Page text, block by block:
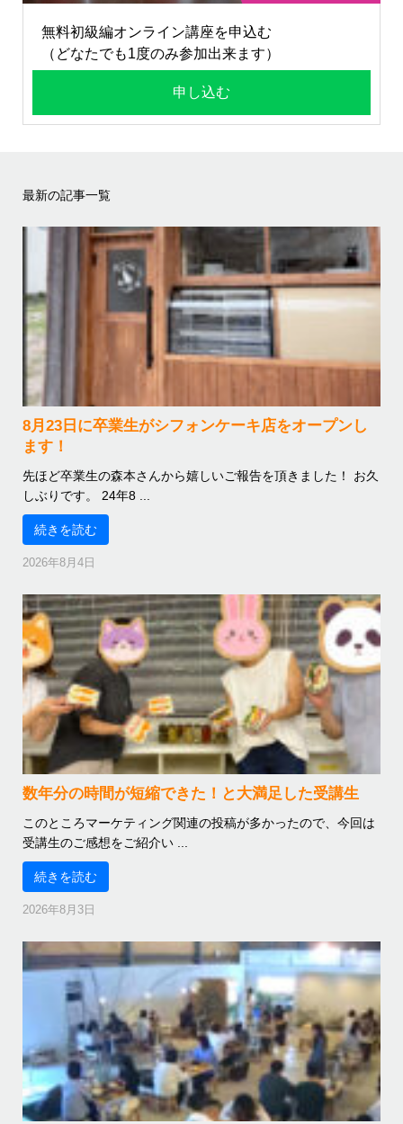
無料初級編オンライン講座を申込む
（どなたでも1度のみ参加出来ます）
申し込む
最新の記事一覧
8月23日に卒業生がシフォンケーキ店をオープンし
ます！
先ほど卒業生の森本さんから嬉しいご報告を頂きました！ お久
しぶりです。 24年8 ...
続きを読む
2026年8月4日
数年分の時間が短縮できた！と大満足した受講生
このところマーケティング関連の投稿が多かったので、今回は
受講生のご感想をご紹介い ...
続きを読む
2026年8月3日